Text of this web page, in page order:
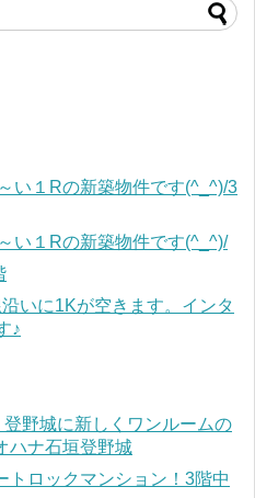
い１Rの新築物件です(^_^)/3
い１Rの新築物件です(^_^)/
いに1Kが空きます。インタ
♪
登野城に新しくワンルームの
ハナ石垣登野城
トロックマンション！3階中